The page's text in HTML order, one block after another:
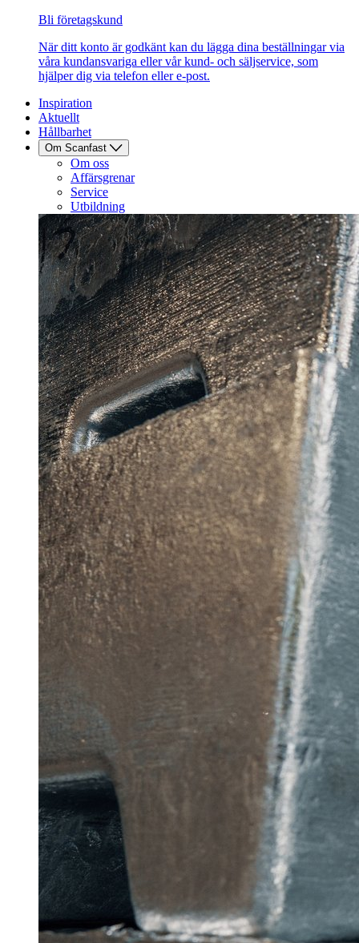
Bli företagskund
När ditt konto är godkänt kan du lägga dina beställningar via
våra kundansvariga eller vår kund- och säljservice, som
hjälper dig via telefon eller e-post.
Inspiration
Aktuellt
Hållbarhet
Om Scanfast
Om oss
Affärsgrenar
Service
Utbildning